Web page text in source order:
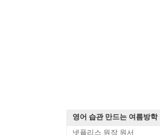
영어 습관 만드는 여름방학
넷플리스 원작 원서